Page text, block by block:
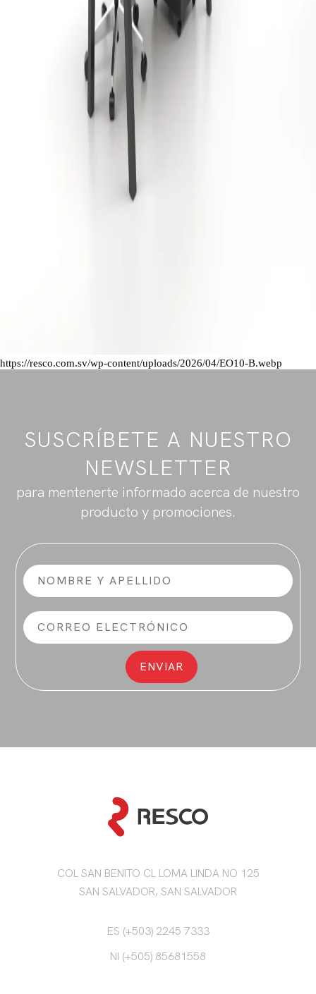
https://resco.com.sv/wp-content/uploads/2026/04/EO10-B.webp
SUSCRÍBETE A NUESTRO
NEWSLETTER
para mentenerte informado acerca de nuestro
producto y promociones.
COL SAN BENITO CL LOMA LINDA NO 125
SAN SALVADOR, SAN SALVADOR
ES (+503) 2245 7333
NI (+505) 85681558